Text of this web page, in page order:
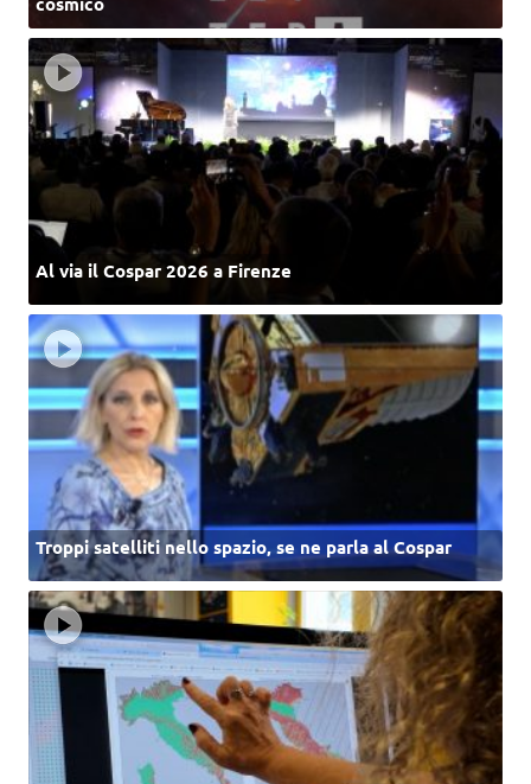
Al via il Cospar 2026 a Firenze
Troppi satelliti nello spazio, se ne parla al Cospar